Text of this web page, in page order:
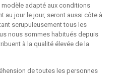
adapté aux conditions
au jour le jour, seront aussi côte à
scrupuleusement tous les
nous sommes habitués depuis
à la qualité élevée de la
de toutes les personnes